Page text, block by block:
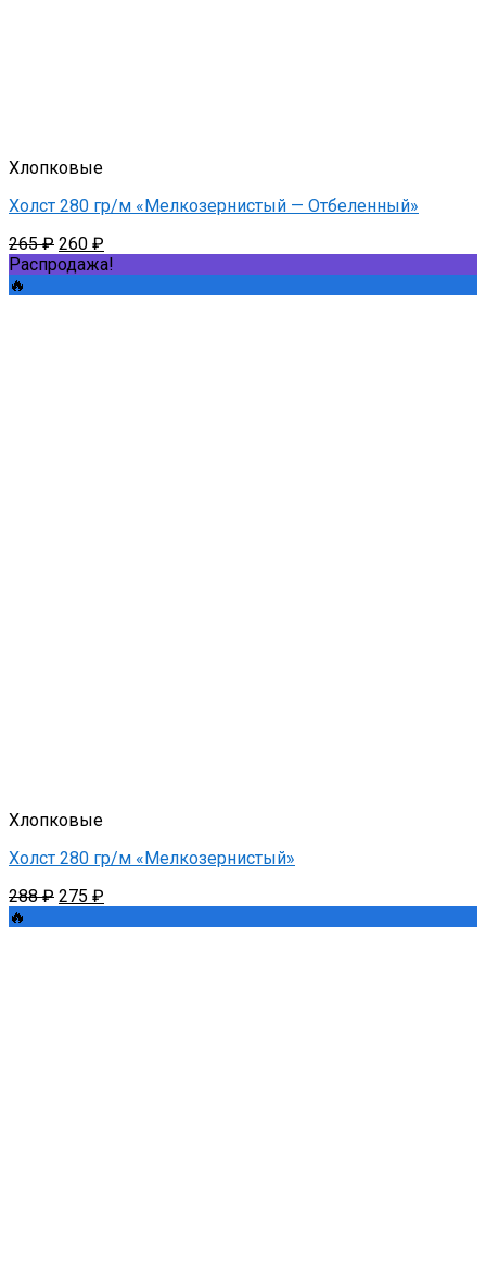
Хлопковые
Холст 280 гр/м «Мелкозернистый — Отбеленный»
265₽ Первоначальная
цена
260 ₽
цена:
Распродажа!
🔥
Хлопковые
Холст 280 гр/м «Мелкозернистый»
288₽ Первоначальная
275 ₽
🔥